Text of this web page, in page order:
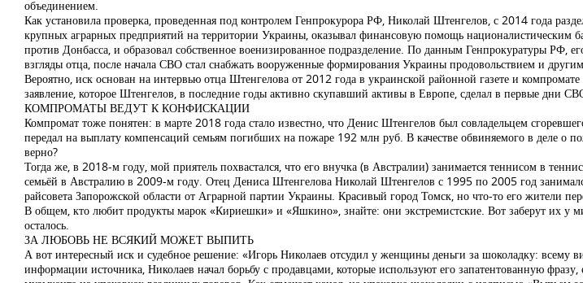
объединением.
Как установила проверка, проведенная под контролем Генпрокурора РФ, Николай Штенгелов, с 2014 года
крупных аграрных предприятий на территории Украины, оказывал финансовую помощь националистическим
против Донбасса, и образовал собственное военизированное подразделение. По данным Генпрокуратуры РФ,
взгляды отца, после начала СВО стал снабжать вооруженные формирования Украины продовольствием и
Вероятно, иск основан на интервью отца Штенгелова от 2012 года в украинской районной газете и
заявление, которое Штенгелов, в последние годы активно скупавший активы в Европе, сделал в первые дни
КОМПРОМАТЫ ВЕДУТ К КОНФИСКАЦИИ
Компромат тоже понятен: в марте 2018 года стало известно, что Денис Штенгелов был совладельцем
передал на выплату компенсаций семьям погибших на пожаре 192 млн руб. В качестве обвиняемого в деле о
верно?
Тогда же, в 2018-м году, мой приятель похвастался, что его внучка (в Австралии) занимается теннисом в
семьёй в Австралию в 2009-м году. Отец Дениса Штенгелова Николай Штенгелов с 1995 по 2005 год
райсовета Запорожской области от Аграрной партии Украины. Красивый город Томск, но что-то его жители
В общем, кто любит продукты марок «Кириешки» и «Яшкино», знайте: они экстремистские. Вот заберут их у
осталось.
ЗА ЛЮБОВЬ НЕ ВСЯКИЙ МОЖЕТ ВЫПИТЬ
А вот интересный иск и судебное решение: «Игорь Николаев отсудил у женщины деньги за шоколадку:
информации источника, Николаев начал борьбу с продавцами, которые используют его запатентованную